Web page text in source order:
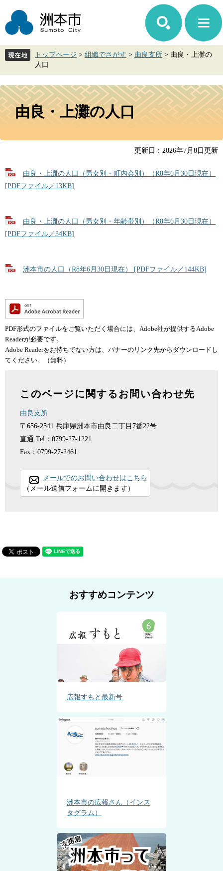
ジ
先
ュ
を
て
本
トップページ > 組織でさがす > 由良支所 > 由良・上灘の
人口
本
文
由良・上灘の人口
更新日：2026年7月8日更新
由良・上灘の人口（男女別・町内会別）（R8年6月30日現在）
[PDFファイル／13KB]
由良・上灘の人口（男女別・年齢帯別）（R8年6月30日現在）
[PDFファイル／34KB]
洲本市の人口（R8年6月30日現在） [PDFファイル／144KB]
PDF形式のファイルをご覧いただく場合には、Adobe社が提供するAdobe
Readerが必要です。
Adobe Readerをお持ちでない方は、バナーのリンク先からダウンロードし
てください。（無料）
このページに関するお問い合わせ先
由良支所
〒656-2541 兵庫県洲本市由良二丁目7番22号
直通 Tel：0799-27-1221
Fax：0799-27-2461
メールでのお問い合わせはこちら
（メール送信フォームに開きます）
おすすめコンテンツ
広報すもと最新号
洲本市の広報さん（インス
タグラム）